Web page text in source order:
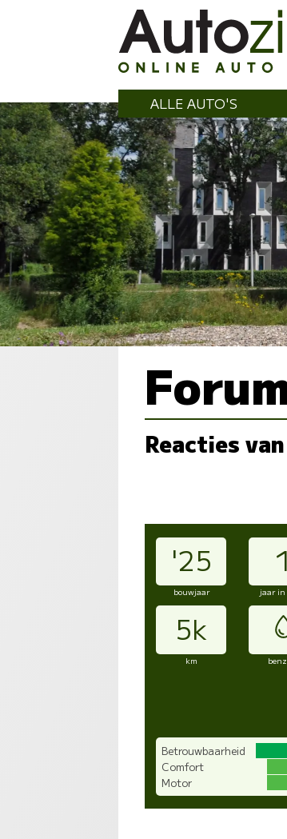
ALLE AUTO'S
Reacties
'25 1
bouwjaar jaar
5k
km
Betrouwbaarheid
Comfort
Motor